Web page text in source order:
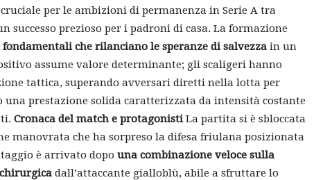
per le ambizioni di permanenza in Serie A tra
successo prezioso per i padroni di casa. La formazione
che rilanciano le speranze di salvezza in un
assume valore determinante; gli scaligeri hanno
tattica, superando avversari diretti nella lotta per
prestazione solida caratterizzata da intensità costante
Cronaca del match e protagonistiLa partita si è sbloccata
manovrata che ha sorpreso la difesa friulana posizionata
è arrivato dopo una combinazione veloce sulla
dall’attaccante gialloblù, abile a sfruttare lo